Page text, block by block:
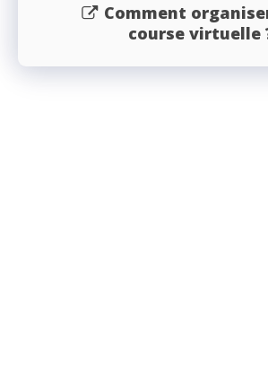
Comment
course virtuelle